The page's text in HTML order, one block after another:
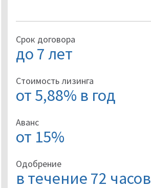
Срок договора
до 7 лет
Стоимость лизинга
от 5,88% в год
Аванс
от 15%
Одобрение
в течение 72 часов